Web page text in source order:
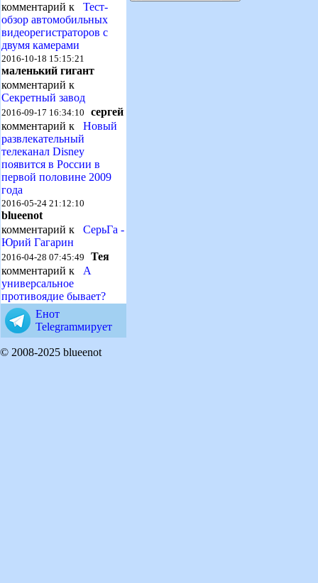
комментарий к Тест-
обзор автомобильных
видеорегистраторов с
двумя камерами
2016-10-18 15:15:21
маленький гигант
комментарий к
Секретный завод
2016-09-17 16:34:10 сергей
комментарий к Новый
развлекательный
телеканал Disney
появится в России в
первой половине 2009
года
2016-05-24 21:12:10
blueenot
комментарий к СерьГа -
Юрий Гагарин
2016-04-28 07:45:49 Тея
комментарий к А
универсальное
противоядие бывает?
Енот
Telegramмирует
© 2008-2025 blueenot